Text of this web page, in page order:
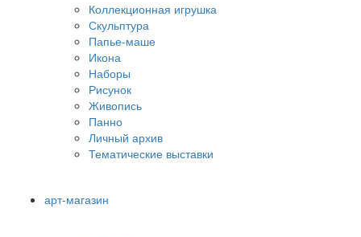
Коллекционная игрушка
Скульптура
Папье-маше
Икона
Наборы
Рисунок
Живопись
Панно
Личный архив
Тематические выставки
арт-магазин